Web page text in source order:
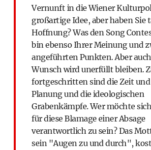
Vernunft in die Wiener
großartige Idee, aber haben Sie
Hoffnung? Was den Song
bin ebenso Ihrer Meinung und
angeführten Punkten. Aber
Wunsch wird unerfüllt bleiben.
fortgeschritten sind die Zeit
Planung und die ideologischen
Grabenkämpfe. Wer möchte
für diese Blamage einer Absage
verantwortlich zu sein? Das
sein "Augen zu und durch",